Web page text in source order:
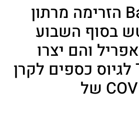
Bandsintown הזרימה מרתון
בסוף השבוע
והם יצרו
ערוץ Twitch לגיוס כספים לקרן
הסיוע COVID-19 של